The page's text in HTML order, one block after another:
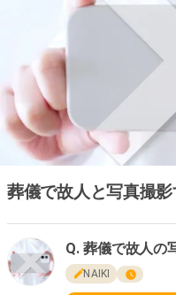
葬儀で故人と写真撮
葬儀で故人の
NAIKI